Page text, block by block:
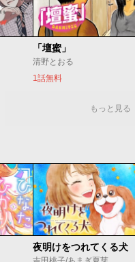
「壇蜜」
清野とおる
1話無料
もっと見る
夜明けをつれてくる犬